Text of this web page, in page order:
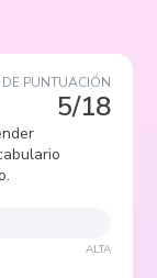
DE PUNTUACIÓN
5/18
ALTA